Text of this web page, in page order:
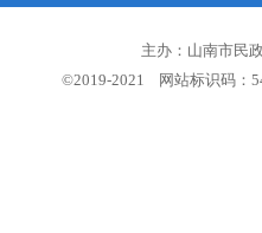
主办：山南市民
©2019-2021 网站标识码：